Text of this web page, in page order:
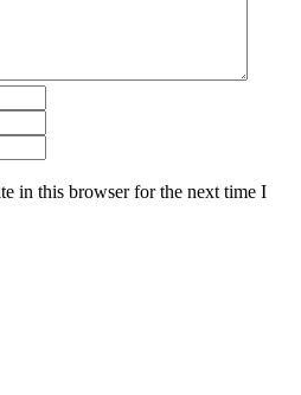
in this browser for the next time I